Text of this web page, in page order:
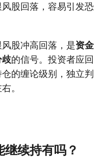
股回落，容易引发恐
股冲高回落，是资金
歧的信号。投资者应回
的缠论级别，独立判
。
续持有吗？